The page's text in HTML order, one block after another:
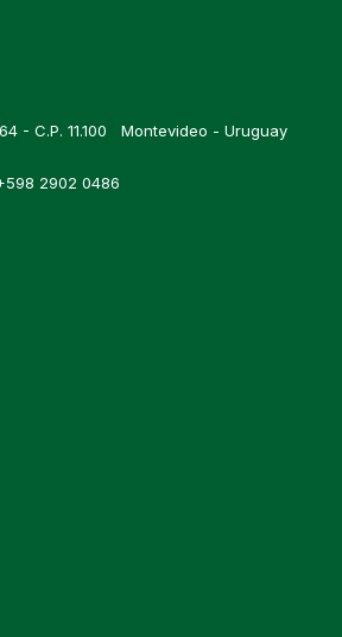
- C.P. 11.100 Montevideo - Uruguay
2902 0486